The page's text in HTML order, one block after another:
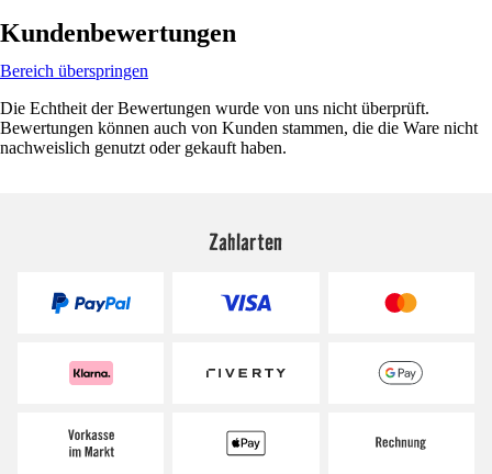
Kundenbewertungen
Bereich überspringen
Die Echtheit der Bewertungen wurde von uns nicht überprüft.
Bewertungen können auch von Kunden stammen, die die Ware nicht
nachweislich genutzt oder gekauft haben.
Zahlarten